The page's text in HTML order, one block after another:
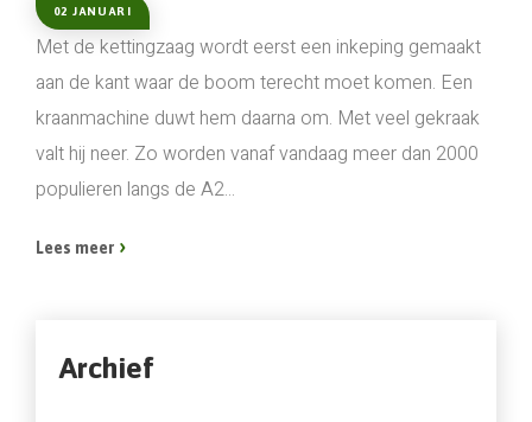
02 JANUARI
Met de kettingzaag wordt eerst een inkeping gemaakt
aan de kant waar de boom terecht moet komen. Een
kraanmachine duwt hem daarna om. Met veel gekraak
valt hij neer. Zo worden vanaf vandaag meer dan 2000
populieren langs de A2...
Lees meer
Archief